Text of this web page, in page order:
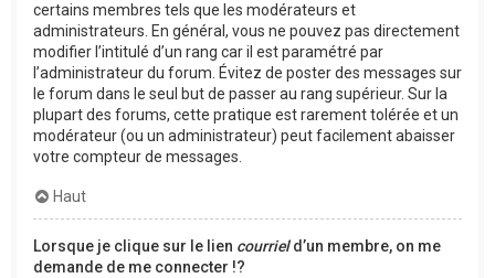
certains membres tels que les modérateurs et
administrateurs. En général, vous ne pouvez pas directement
modifier l’intitulé d’un rang car il est paramétré par
l’administrateur du forum. Évitez de poster des messages sur
le forum dans le seul but de passer au rang supérieur. Sur la
plupart des forums, cette pratique est rarement tolérée et un
modérateur (ou un administrateur) peut facilement abaisser
votre compteur de messages.
Haut
Lorsque je clique sur le lien courrield’un membre, on me
demande de me connecter !?